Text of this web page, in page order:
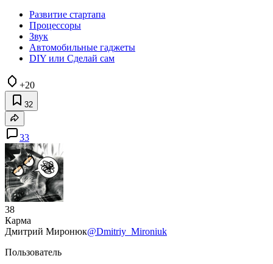
Развитие стартапа
Процессоры
Звук
Автомобильные гаджеты
DIY или Сделай сам
+20
32
33
38
Карма
Дмитрий Миронюк@Dmitriy_Mironiuk
Пользователь